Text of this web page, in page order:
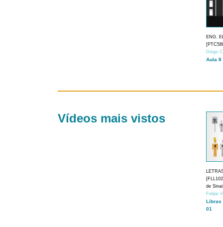
ENG.
Diego
Aula 8
Vídeos mais vistos
de
Felipe
Libras
01